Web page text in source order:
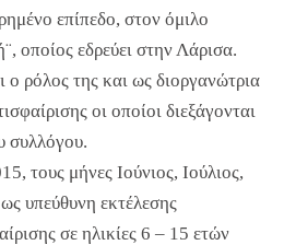
επίπεδο, στον όμιλο
οποίος εδρεύει στην Λάρισα.
ο ρόλος της και ως διοργανώτρια
οι οποίοι διεξάγονται
συλλόγου.
τους μήνες Ιούνιος, Ιούλιος,
υπεύθυνη εκτέλεσης
σε ηλικίες 6 – 15 ετών